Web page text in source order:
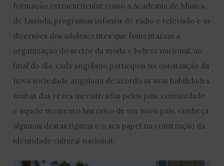
formação extracurricular como a Academia de Música
de Luanda, programas infantis de rádio e televisão e as
diversões dos adolescentes que fomentaram a
organização do sector da moda e beleza nacional, ao
final do dia, cada angolano participou na construção da
nova sociedade angolana de acordo as suas habilidades
muitas das vezes incentivadas pelos pais, comunidade
e aquele momento histórico de um novo país, conheça
algumas destas figuras e o seu papel na construção da
identidade cultural nacional.